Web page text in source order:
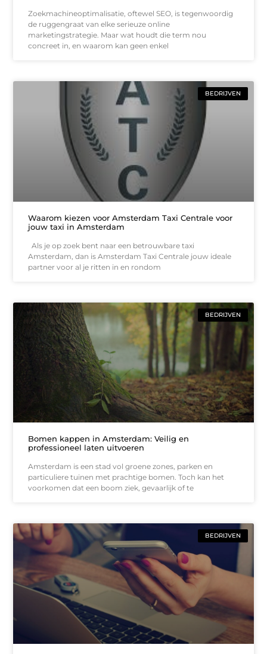
Zoekmachineoptimalisatie, oftewel SEO, is tegenwoordig
de ruggengraat van elke serieuze online
marketingstrategie. Maar wat houdt die term nou
concreet in, en waarom kan geen enkel
BEDRIJVEN
Waarom kiezen voor Amsterdam Taxi Centrale voor
jouw taxi in Amsterdam
Als je op zoek bent naar een betrouwbare taxi
Amsterdam, dan is Amsterdam Taxi Centrale jouw ideale
partner voor al je ritten in en rondom
BEDRIJVEN
Bomen kappen in Amsterdam: Veilig en
professioneel laten uitvoeren
Amsterdam is een stad vol groene zones, parken en
particuliere tuinen met prachtige bomen. Toch kan het
voorkomen dat een boom ziek, gevaarlijk of te
BEDRIJVEN